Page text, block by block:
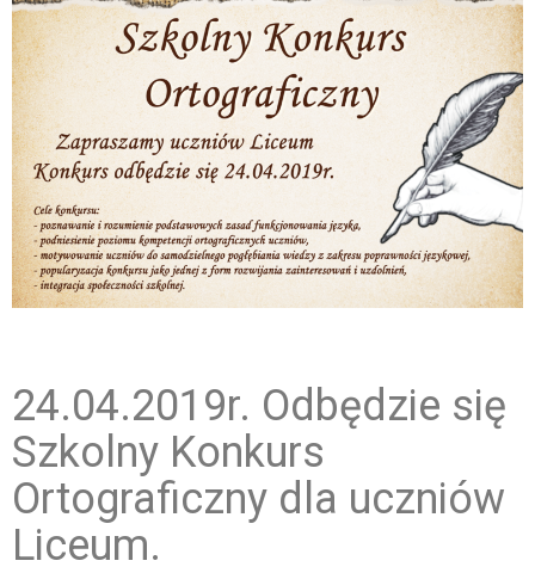
24.04.2019r. Odbędzie się
Szkolny Konkurs
Ortograficzny dla uczniów
Liceum.